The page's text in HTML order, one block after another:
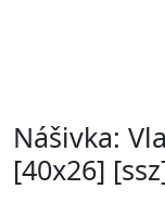
Nášivka:
[40x26]